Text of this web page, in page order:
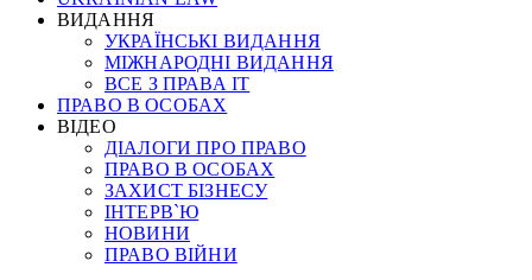
ВИДАННЯ
УКРАЇНСЬКІ ВИДАННЯ
МІЖНАРОДНІ ВИДАННЯ
ВСЕ З ПРАВА ІТ
ПРАВО В ОСОБАХ
ВІДЕО
ДІАЛОГИ ПРО ПРАВО
ПРАВО В ОСОБАХ
ЗАХИСТ БІЗНЕСУ
ІНТЕРВ`Ю
НОВИНИ
ПРАВО ВІЙНИ